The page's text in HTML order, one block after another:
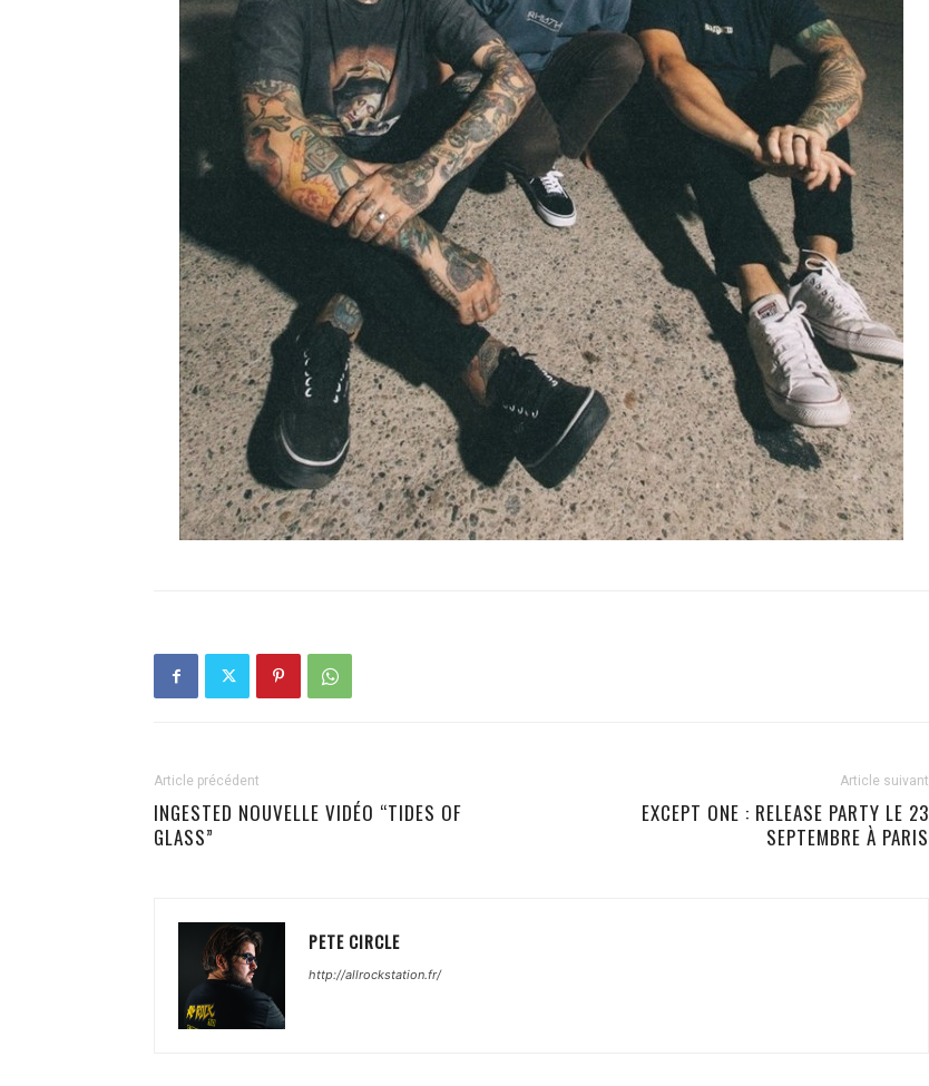
Article précédent
INGESTED NOUVELLE VIDÉO “TIDES OF
GLASS”
Article suivant
EXCEPT ONE : RELEASE PARTY LE 23
SEPTEMBRE À PARIS
PETE CIRCLE
http://allrockstation.fr/